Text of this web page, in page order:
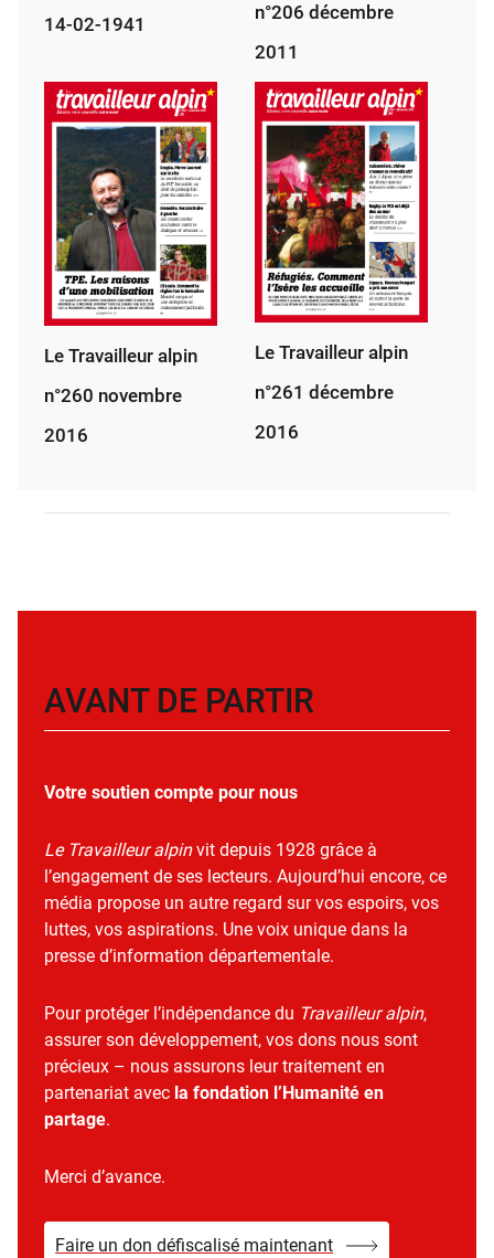
14-02-1941
n°206 décembre
2011
Le Travailleur alpin
n°260 novembre
2016
Le Travailleur alpin
n°261 décembre
2016
AVANT DE PARTIR
Votre soutien compte pour nous
Le Travailleur alpinvit depuis 1928 grâce à
l’engagement de ses lecteurs. Aujourd’hui encore, ce
média propose un autre regard sur vos espoirs, vos
luttes, vos aspirations. Une voix unique dans la
presse d’information départementale.
Pour protéger l’indépendance du Travailleur alpin,
assurer son développement, vos dons nous sont
précieux – nous assurons leur traitement en
partenariat avec la fondation l’Humanité en
partage.
Merci d’avance.
Faire un don défiscalisé maintenant